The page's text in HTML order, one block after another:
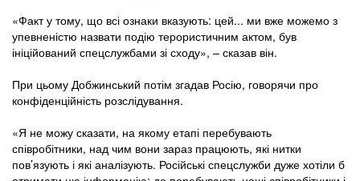
«Факт у тому, що всі ознаки вказують: цей... ми вже можемо з
упевненістю назвати подію терористичним актом, був
ініційований спецслужбами зі сходу», – сказав він.
При цьому Добжинський потім згадав Росію, говорячи про
конфіденційність розслідування.
«Я не можу сказати, на якому етапі перебувають
співробітники, над чим вони зараз працюють, які нитки
пов’язують і які аналізують. Російські спецслужби дуже хотіли б